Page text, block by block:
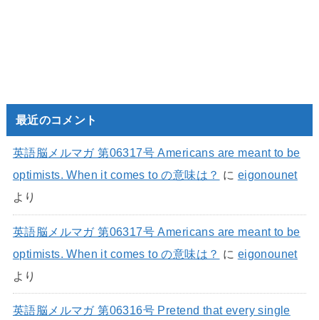
最近のコメント
英語脳メルマガ 第06317号 Americans are meant to be
optimists. When it comes to の意味は？ に eigonounet
より
英語脳メルマガ 第06317号 Americans are meant to be
optimists. When it comes to の意味は？ に eigonounet
より
英語脳メルマガ 第06316号 Pretend that every single